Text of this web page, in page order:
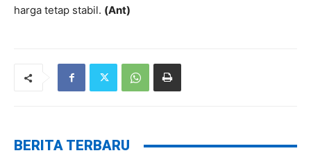
harga tetap stabil. (Ant)
BERITA TERBARU